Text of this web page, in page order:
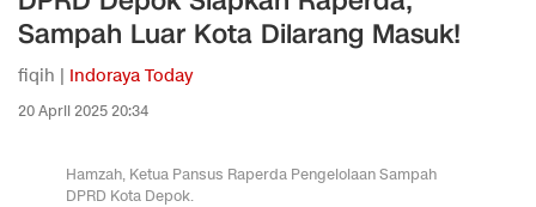
Sampah Luar Kota Dilarang Masuk!
fiqih | Indoraya Today
20 April 2025 20:34
Hamzah, Ketua Pansus Raperda Pengelolaan Sampah
DPRD Kota Depok.